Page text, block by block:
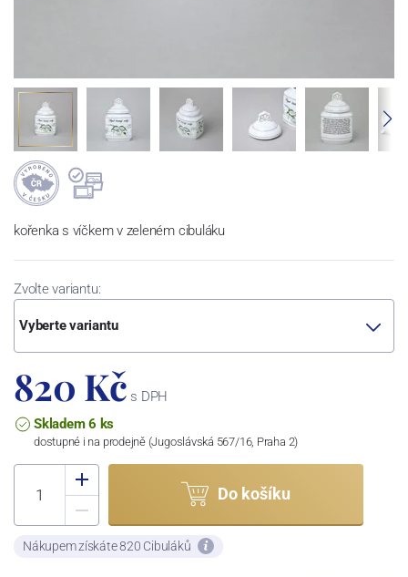
kořenka s víčkem v zeleném cibuláku
Zvolte variantu:
Vyberte variantu
820 Kč s DPH
Skladem 6 ks
dostupné i na prodejně (Jugoslávská 567/16, Praha 2)
Do košíku
Nákupem získáte 820 Cibuláků